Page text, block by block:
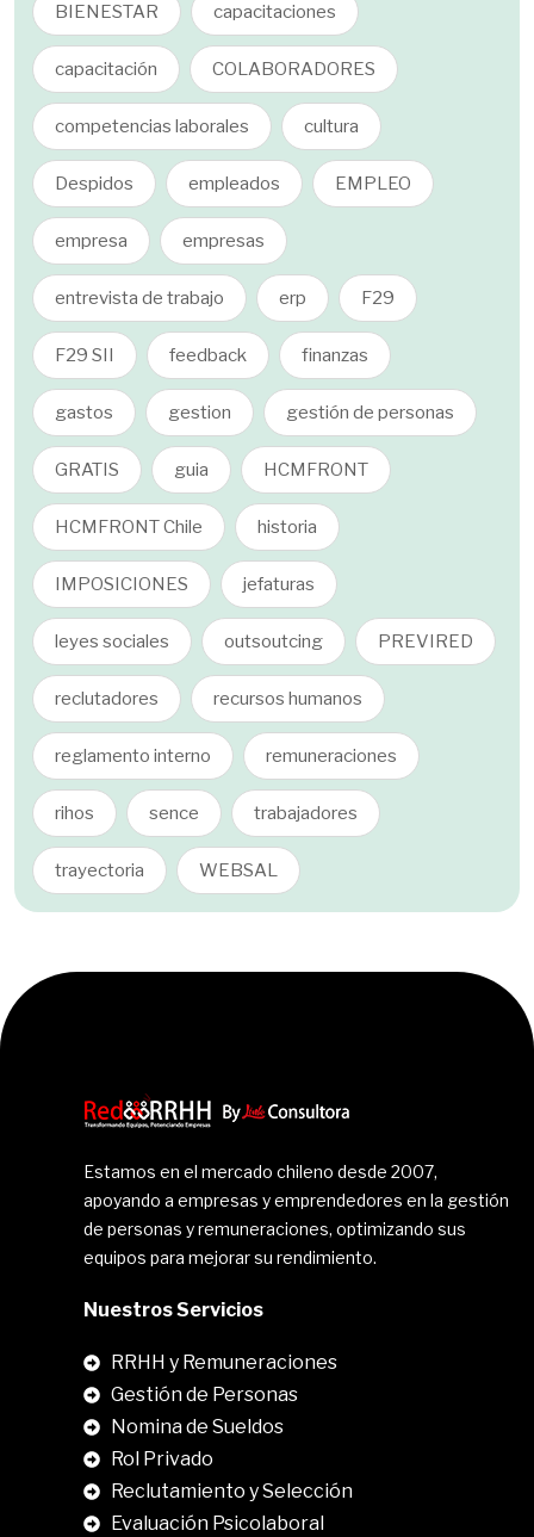
BIENESTAR capacitaciones
capacitación COLABORADORES
competencias laborales cultura
Despidos empleados EMPLEO
empresa empresas
entrevista de trabajo erp F29
F29 SII feedback finanzas
gastos gestion gestión de personas
GRATIS guia HCMFRONT
HCMFRONT Chile historia
IMPOSICIONES jefaturas
leyes sociales outsoutcing PREVIRED
reclutadores recursos humanos
reglamento interno remuneraciones
rihos sence trabajadores
trayectoria WEBSAL
Estamos en el mercado chileno desde 2007,
apoyando a empresas y emprendedores en la gestión
de personas y remuneraciones, optimizando sus
equipos para mejorar su rendimiento.
Nuestros Servicios
RRHH y Remuneraciones
Gestión de Personas
Nomina de Sueldos
Rol Privado
Reclutamiento y Selección
Evaluación Psicolaboral